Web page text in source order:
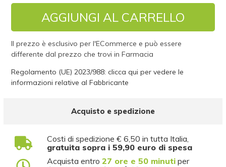
AGGIUNGI AL CARRELLO
Il prezzo è esclusivo per l'ECommerce e può essere
differente dal prezzo che trovi in Farmacia
Regolamento (UE) 2023/988: clicca qui per vedere le
informazioni relative al Fabbricante
Acquisto e spedizione
Costi di spedizione € 6,50 in tutta Italia,
gratuita sopra i 59,90 euro di spesa
Acquista entro27 ore e 50 minuti per